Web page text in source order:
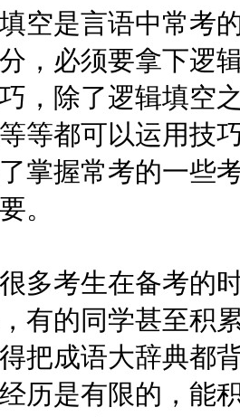
是言语中常考的
，必须要拿下逻
，除了逻辑填空
等都可以运用技
掌握常考的一些
。
考生在备考的时
有的同学甚至积
把成语大辞典都
历是有限的，能